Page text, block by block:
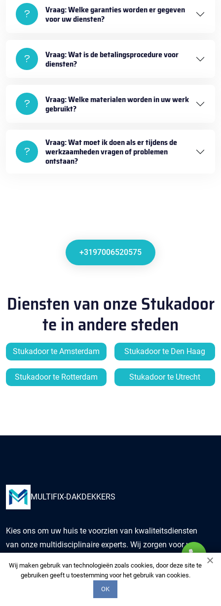
Vraag: Welke garanties worden er gegeven
voor uw diensten?
Vraag: Wat is de betalingsprocedure voor
diensten?
Vraag: Welke materialen worden in uw werk
gebruikt?
Vraag: Wat moet ik doen als er tijdens de
werkzaamheden vragen of problemen
ontstaan?
+3197006520575
Diensten van onze Stukadoor
te in andere steden
Stukadoor te Amsterdam Stukadoor te Den Haag
Stukadoor te Rotterdam Stukadoor te Utrecht
Wij maken gebruik van technologieën zoals cookies, door deze site te
gebruiken geeft u toestemming voor het gebruik van cookies.
OK
MULTIFIX-DAKDEKKERS
Kies ons om uw huis te voorzien van kwaliteitsdiensten
van onze multidisciplinaire experts. Wij zorgen voor uw